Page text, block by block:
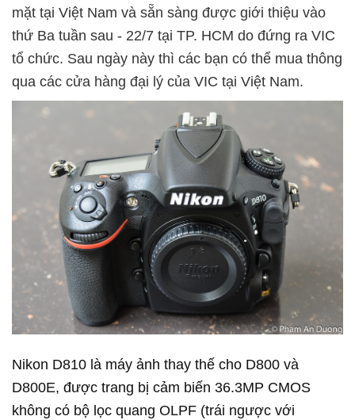
mặt tại Việt Nam và sẵn sàng được giới thiệu vào
thứ Ba tuần sau - 22/7 tại TP. HCM do đứng ra VIC
tổ chức. Sau ngày này thì các bạn có thể mua thông
qua các cửa hàng đại lý của VIC tại Việt Nam.
Nikon D810 là máy ảnh thay thế cho D800 và
D800E, được trang bị cảm biến 36.3MP CMOS
không có bộ lọc quang OLPF (trái ngược với